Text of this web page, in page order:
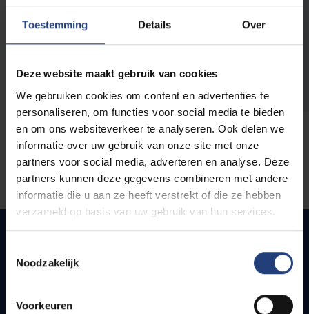
Toestemming Details Over
Deze website maakt gebruik van cookies
We gebruiken cookies om content en advertenties te
personaliseren, om functies voor social media te bieden
en om ons websiteverkeer te analyseren. Ook delen we
informatie over uw gebruik van onze site met onze
partners voor social media, adverteren en analyse. Deze
partners kunnen deze gegevens combineren met andere
informatie die u aan ze heeft verstrekt of die ze hebben
verzameld op basis van uw gebruik van hun services.
Noodzakelijk
Voorkeuren
Quick links